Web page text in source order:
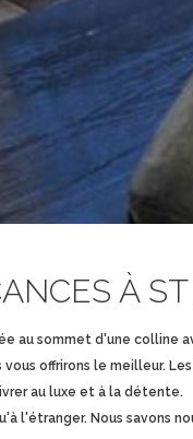
À
au sommet d'une colline
offrirons le meilleur.
au luxe et à la détente.
l'étranger. Nous savons